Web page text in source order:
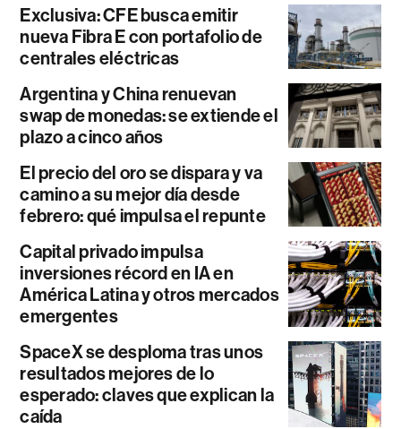
Exclusiva: CFE busca emitir
nueva Fibra E con portafolio de
centrales eléctricas
Argentina y China renuevan
swap de monedas: se extiende el
plazo a cinco años
El precio del oro se dispara y va
camino a su mejor día desde
febrero: qué impulsa el repunte
Capital privado impulsa
inversiones récord en IA en
América Latina y otros mercados
emergentes
SpaceX se desploma tras unos
resultados mejores de lo
esperado: claves que explican la
caída